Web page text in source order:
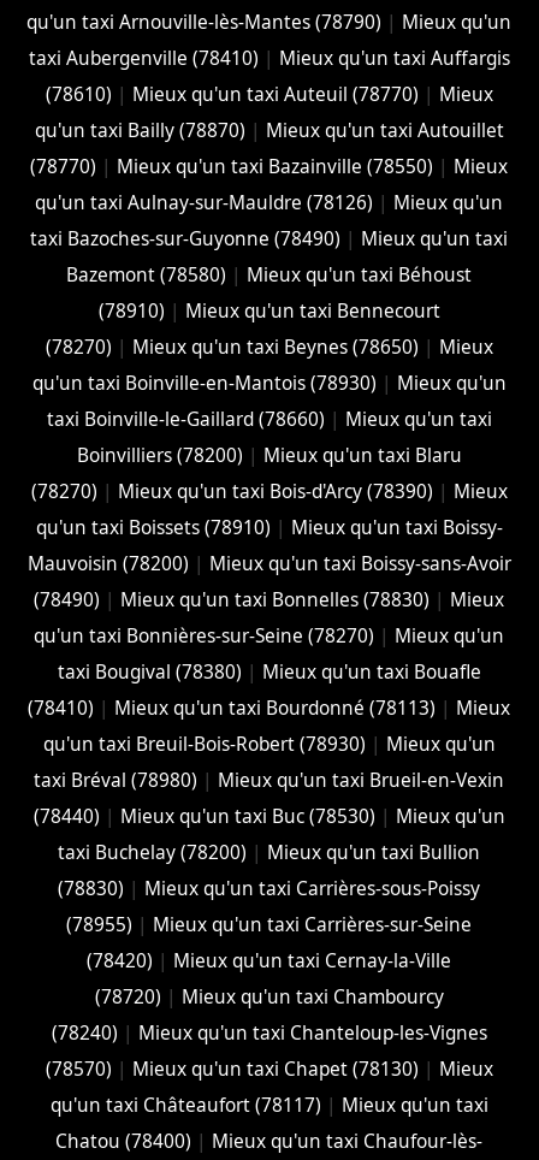
qu'un taxi Arnouville-lès-Mantes (78790) | Mieux qu'un
taxi Aubergenville (78410) | Mieux qu'un taxi Auffargis
(78610) | Mieux qu'un taxi Auteuil (78770) | Mieux
qu'un taxi Bailly (78870) | Mieux qu'un taxi Autouillet
(78770) | Mieux qu'un taxi Bazainville (78550) | Mieux
qu'un taxi Aulnay-sur-Mauldre (78126) | Mieux qu'un
taxi Bazoches-sur-Guyonne (78490) | Mieux qu'un taxi
Bazemont (78580) | Mieux qu'un taxi Béhoust
(78910) | Mieux qu'un taxi Bennecourt
(78270) | Mieux qu'un taxi Beynes (78650) | Mieux
qu'un taxi Boinville-en-Mantois (78930) | Mieux qu'un
taxi Boinville-le-Gaillard (78660) | Mieux qu'un taxi
Boinvilliers (78200) | Mieux qu'un taxi Blaru
(78270) | Mieux qu'un taxi Bois-d'Arcy (78390) | Mieux
qu'un taxi Boissets (78910) | Mieux qu'un taxi Boissy-
Mauvoisin (78200) | Mieux qu'un taxi Boissy-sans-Avoir
(78490) | Mieux qu'un taxi Bonnelles (78830) | Mieux
qu'un taxi Bonnières-sur-Seine (78270) | Mieux qu'un
taxi Bougival (78380) | Mieux qu'un taxi Bouafle
(78410) | Mieux qu'un taxi Bourdonné (78113) | Mieux
qu'un taxi Breuil-Bois-Robert (78930) | Mieux qu'un
taxi Bréval (78980) | Mieux qu'un taxi Brueil-en-Vexin
(78440) | Mieux qu'un taxi Buc (78530) | Mieux qu'un
taxi Buchelay (78200) | Mieux qu'un taxi Bullion
(78830) | Mieux qu'un taxi Carrières-sous-Poissy
(78955) | Mieux qu'un taxi Carrières-sur-Seine
(78420) | Mieux qu'un taxi Cernay-la-Ville
(78720) | Mieux qu'un taxi Chambourcy
(78240) | Mieux qu'un taxi Chanteloup-les-Vignes
(78570) | Mieux qu'un taxi Chapet (78130) | Mieux
qu'un taxi Châteaufort (78117) | Mieux qu'un taxi
Chatou (78400) | Mieux qu'un taxi Chaufour-lès-